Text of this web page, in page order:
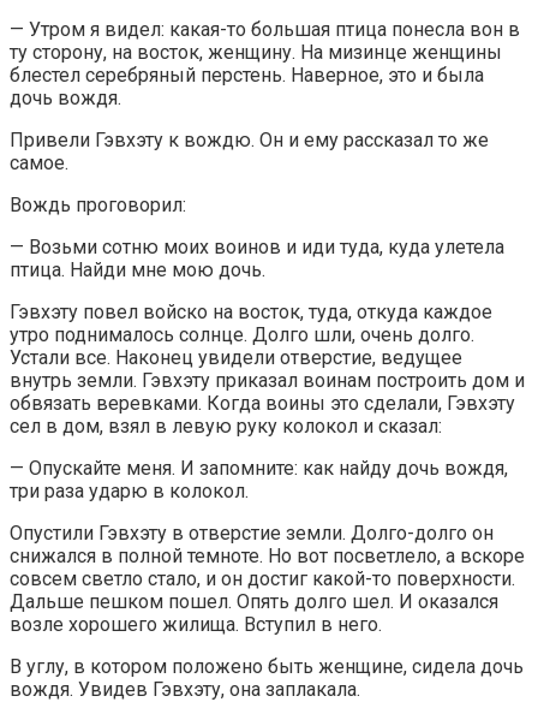
— Утром я видел: какая-то большая птица понесла вон в
ту сторону, на восток, женщину. На мизинце женщины
блестел серебряный перстень. Наверное, это и была
дочь вождя.
Привели Гэвхэту к вождю. Он и ему рассказал то же
самое.
Вождь проговорил:
— Возьми сотню моих воинов и иди туда, куда улетела
птица. Найди мне мою дочь.
Гэвхэту повел войско на восток, туда, откуда каждое
утро поднималось солнце. Долго шли, очень долго.
Устали все. Наконец увидели отверстие, ведущее
внутрь земли. Гэвхэту приказал воинам построить дом и
обвязать веревками. Когда воины это сделали, Гэвхэту
сел в дом, взял в левую руку колокол и сказал:
— Опускайте меня. И запомните: как найду дочь вождя,
три раза ударю в колокол.
Опустили Гэвхэту в отверстие земли. Долго-долго он
снижался в полной темноте. Но вот посветлело, а вскоре
совсем светло стало, и он достиг какой-то поверхности.
Дальше пешком пошел. Опять долго шел. И оказался
возле хорошего жилища. Вступил в него.
В углу, в котором положено быть женщине, сидела дочь
вождя. Увидев Гэвхэту, она заплакала.